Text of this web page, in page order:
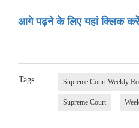
आगे पढ़ने के लिए यहां क्लिक करें
Tags Supreme Court Weekly
Supreme Court